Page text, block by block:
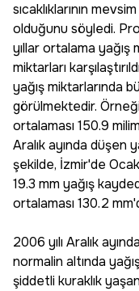
sıcaklıklarının
olduğunu söyledi.
yıllar ortalama yağış
miktarları
yağış miktarlarında
görülmektedir.
ortalaması 150.9
Aralık ayında düşen
şekilde, İzmir'de
19.3 mm yağış
ortalaması 130.2
2006 yılı Aralık
normalin altında
şiddetli kuraklık